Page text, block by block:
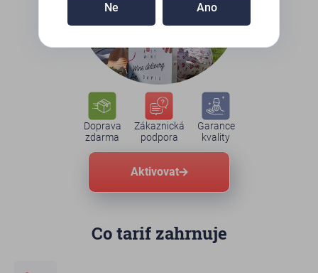
Doprava
zdarma
Zákaznická
podpora
Garance
kvality
Aktivovat
Co tarif zahrnuje
Ne Ano